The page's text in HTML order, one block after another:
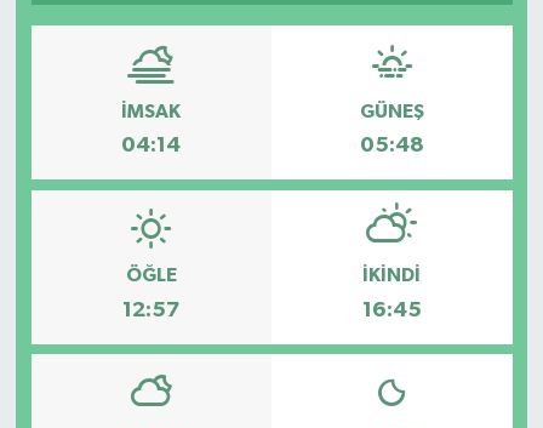
İMSAK
04:14
GÜNEŞ
05:48
ÖĞLE
12:57
İKINDI
16:45